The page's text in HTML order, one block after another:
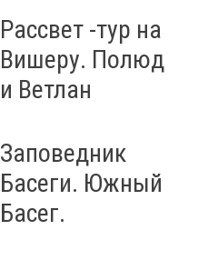
Рассвет -тур на
Вишеру. Полюд
и Ветлан
Заповедник
Басеги. Южный
Басег.